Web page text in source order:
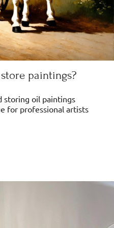
paintings?
storing oil paintings
for professional artists